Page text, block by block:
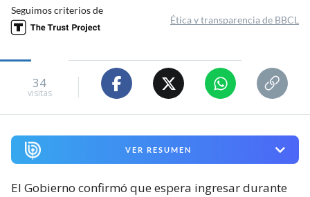
Seguimos criterios de
Ética y transparencia de BBCL
34
visitas
VER RESUMEN
El Gobierno confirmó que espera ingresar durante